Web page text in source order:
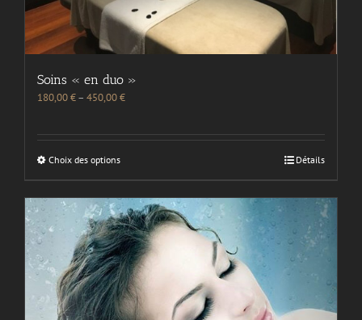
Soins « en duo »
180,00€– 450,00€
Choix des options Détails